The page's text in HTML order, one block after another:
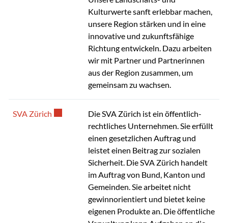
Kulturwerte sanft erlebbar machen,
unsere Region stärken und in eine
innovative und zukunftsfähige
Richtung entwickeln. Dazu arbeiten
wir mit Partner und Partnerinnen
aus der Region zusammen, um
gemeinsam zu wachsen.
SVA Zürich Externer Link wird in einem neuen Fenster
Die SVA Zürich ist ein öffentlich-
rechtliches Unternehmen. Sie erfüllt
einen gesetzlichen Auftrag und
leistet einen Beitrag zur sozialen
Sicher­heit. Die SVA Zürich handelt
im Auftrag von Bund, Kanton und
Gemeinden. Sie arbeitet nicht
gewinn­orientiert und bietet keine
eigenen Produkte an. Die öffentliche